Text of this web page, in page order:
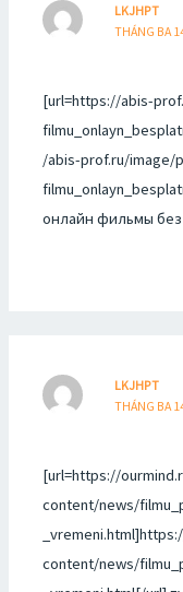
LKJHPT
THÁNG BA
[url=https://abis-
/abis-prof.ru/image/
онлайн фильмы без
LKJHPT
THÁNG BA
[url=https://
content/news/
content/news/